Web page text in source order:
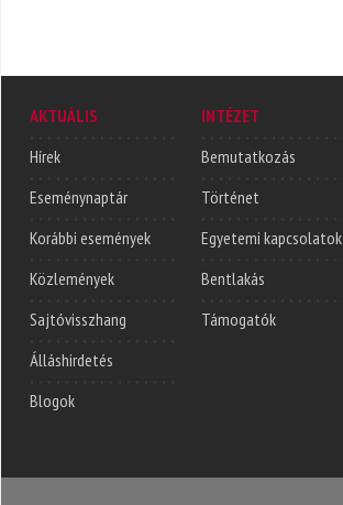
AKTUÁLIS
Hírek
Eseménynaptár
Korábbi események
Közlemények
Sajtóvisszhang
Álláshirdetés
Blogok
INTÉZET
Bemutatkozás
Történet
Egyetemi kapcsolatok
Bentlakás
Támogatók